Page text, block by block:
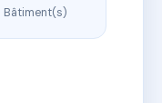
Bâtiment(s)